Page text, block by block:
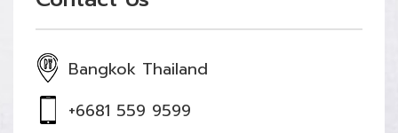
Bangkok Thailand
+6681 559 9599